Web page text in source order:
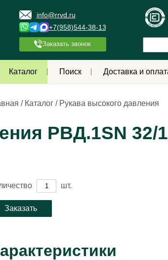
info@rrvd.ru
+7(958)544-38-13
Заказать звонок
Каталог Поиск Доставка и
/ Каталог / Рукава высокого давления
РВД.1SN 32/
шт.